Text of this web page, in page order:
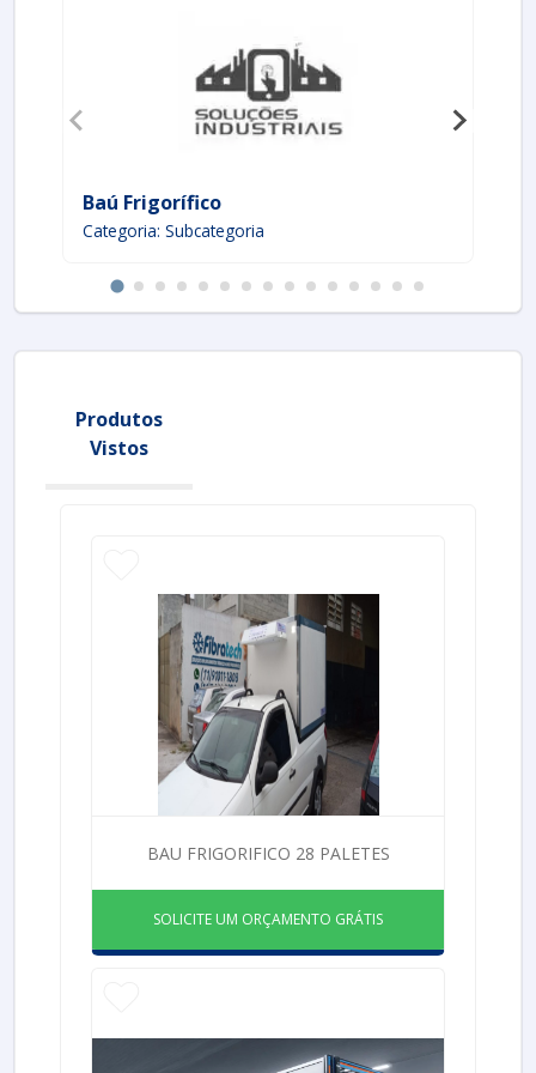
Baú Frigorífico
Categoria: Subcategoria
Produtos
Vistos
BAU FRIGORIFICO 28 PALETES
SOLICITE UM ORÇAMENTO GRÁTIS